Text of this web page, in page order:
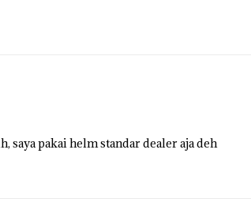
saya pakai helm standar dealer aja deh